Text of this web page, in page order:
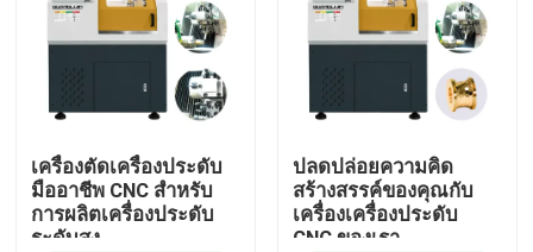
สินค้า
รายการ VR
เกี่ยวกับเรา
ทัวร์โรงงาน
เครื่องตัดเครื่องประดับ
มืออาชีพ CNC สําหรับ
การผลิตเครื่องประดับ
ระดับสูง
ปลดปล่อยความคิด
สร้างสรรค์ของคุณกับ
เครื่องเครื่องประดับ
CNC ของเรา